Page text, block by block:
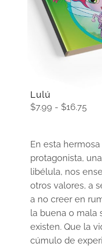
DETAILS
Lulú
$7.99 - $16.75
En esta
protagonista,
libélula, nos
otros valores, a
a no creer en
la buena o mala
existen. Que la
cúmulo de